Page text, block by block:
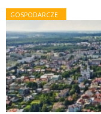
GOSPODARCZE